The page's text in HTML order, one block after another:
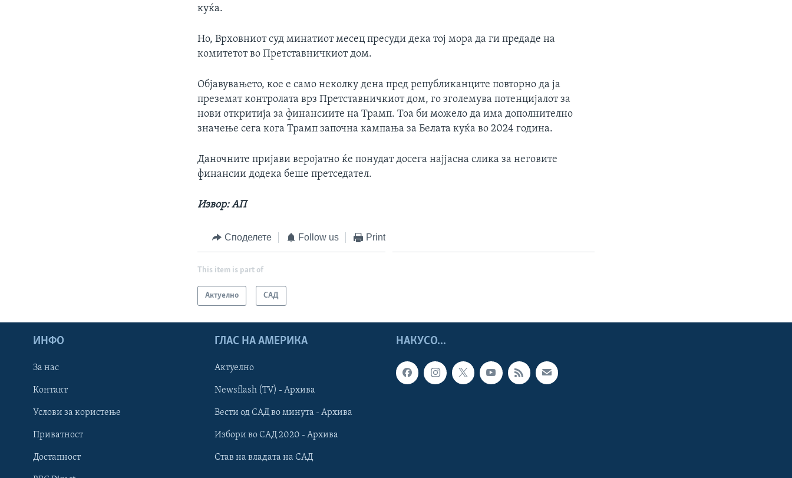
Learning English
НАКУСО...
куќа.
Но, Врховниот суд минатиот месец пресуди дека тој мора да ги предаде на
комитетот во Претставничкиот дом.
Објавувањето, кое е само неколку дена пред републиканците повторно да ја
преземат контролата врз Претставничкиот дом, го зголемува потенцијалот за
нови откритија за финансиите на Трамп. Тоа би можело да има дополнително
значење сега кога Трамп започна кампања за Белата куќа во 2024 година.
Даночните пријави веројатно ќе понудат досега најјасна слика за неговите
финансии додека беше претседател.
Извор: АП
Споделете Follow us Print
This item is part of
Актуелно САД
НАКУСО...
ИНФО
За нас
Контакт
Услови за користење
Приватност
Достапност
ГЛАС НА АМЕРИКА
Актуелно
Newsflash (TV) - Архива
Вести од САД во минута - Архива
Избори во САД 2020 - Архива
Став на владата на САД